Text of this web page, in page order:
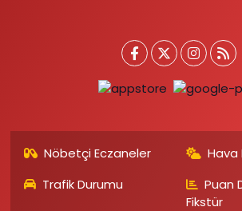
Nöbetçi Eczaneler
Hava
Trafik Durumu
Puan
Fikstür